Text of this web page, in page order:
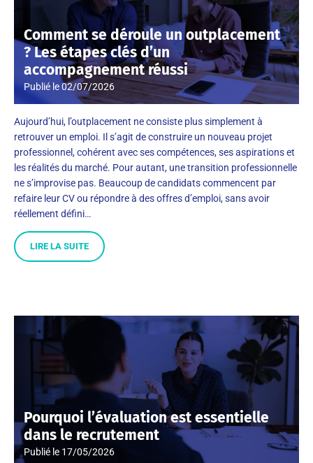
Comment se déroule un outplacement
? Les étapes clés d’un
accompagnement réussi
Publié le02/07/2026
Aujourd’hui, l’outplacement ne consiste plus simplement à
retrouver un emploi. Il s’agit de construire un nouveau projet
professionnel, cohérent avec ses compétences, ses aspirations et
les réalités du marché. Pour autant, une transition professionnelle
ne s’improvise pas. Beaucoup de candidats commencent par
refaire leur CV ou répondre à des offres d’emploi, sans avoir
réellement défini…
LIRE LA SUITE
Pourquoi l’évaluation est essentielle
dans le recrutement
Publié le 17/05/2026